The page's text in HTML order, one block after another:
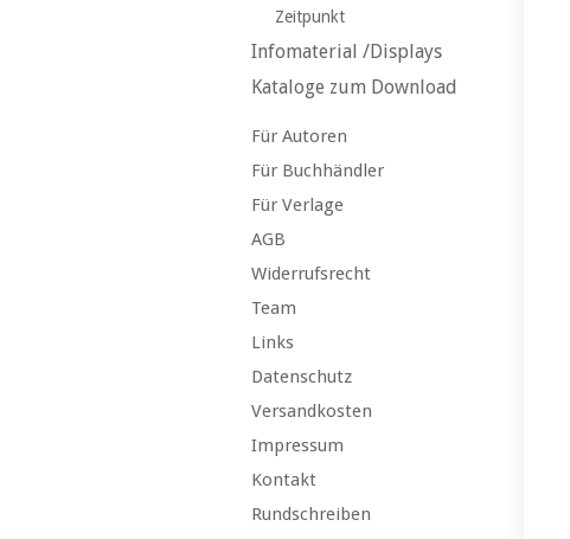
Zeitpunkt
Infomaterial /Displays
Kataloge zum Download
Für Autoren
Für Buchhändler
Für Verlage
AGB
Widerrufsrecht
Team
Links
Datenschutz
Versandkosten
Impressum
Kontakt
Rundschreiben